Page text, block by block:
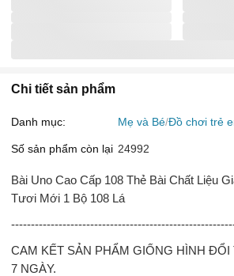
Chi tiết sản phẩm
Danh mục: Mẹ và Bé Đồ chơi trẻ
Số sản phẩm còn lại 24992
Bài Uno Cao Cấp 108 Thẻ Bài Chất Liệu
Tươi Mới 1 Bộ 108 Lá
CAM KẾT SẢN PHẨM GIỐNG HÌNH ĐỔI
7 NGÀY.